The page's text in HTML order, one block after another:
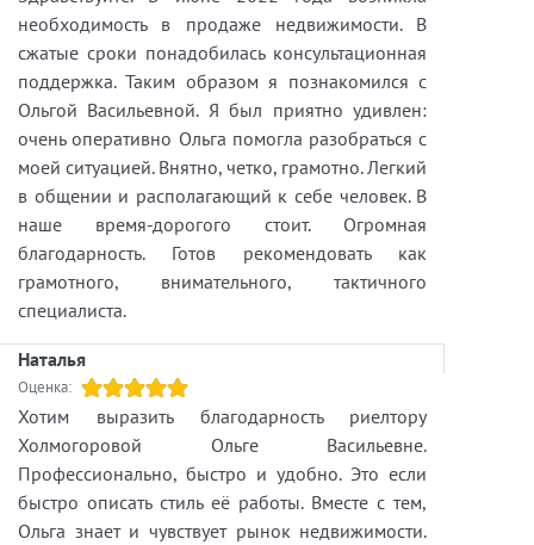
необходимость в продаже недвижимости. В
сжатые сроки понадобилась консультационная
поддержка. Таким образом я познакомился с
Ольгой Васильевной. Я был приятно удивлен:
очень оперативно Ольга помогла разобраться с
моей ситуацией. Внятно, четко, грамотно. Легкий
в общении и располагающий к себе человек. В
наше время-дорогого стоит. Огромная
благодарность. Готов рекомендовать как
грамотного, внимательного, тактичного
специалиста.
Наталья
Оценка:
Хотим выразить благодарность риелтору
Холмогоровой Ольге Васильевне.
Профессионально, быстро и удобно. Это если
быстро описать стиль её работы. Вместе с тем,
Ольга знает и чувствует рынок недвижимости.